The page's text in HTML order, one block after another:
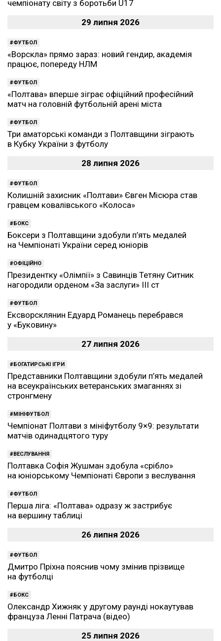
чемпіонату світу з боротьби U17
29 липня 2026
ФУТБОЛ
«Ворскла» прямо зараз: новий гендир, академія
працює, попереду НЛМ
ФУТБОЛ
«Полтава» вперше зіграє офіційний професійний
матч на головній футбольній арені міста
ФУТБОЛ
Три аматорські команди з Полтавщини зіграють
в Кубку України з футболу
28 липня 2026
ФУТБОЛ
Колишній захисник «Полтави» Євген Місюра став
гравцем ковалівського «Колоса»
БОКС
Боксери з Полтавщини здобули п’ять медалей
на Чемпіонаті України серед юніорів
ОФІЦІЙНО
Президентку «Олімпії» з Савинців Тетяну Ситник
нагородили орденом «За заслуги» ІІІ ст
ФУТБОЛ
Ексворсклянин Едуард Романець перебрався
у «Буковину»
27 липня 2026
БОГАТИРСЬКІ ІГРИ
Представники Полтавщини здобули п’ять медалей
на всеукраїнських ветеранських змаганнях зі
стронгмену
МІНІФУТБОЛ
Чемпіонат Полтави з мініфутболу 9×9: результати
матчів одинадцятого туру
ВЕСЛУВАННЯ
Полтавка Софія Жушман здобула «срібло»
на юніорському Чемпіонаті Європи з веслування
ФУТБОЛ
Перша ліга: «Полтава» одразу ж застрибує
на вершину таблиці
26 липня 2026
ФУТБОЛ
Дмитро Пріхна пояснив чому змінив прізвище
на футболці
БОКС
Олександр Хижняк у другому раунді нокаутував
француза Ленні Патрача (відео)
25 липня 2026